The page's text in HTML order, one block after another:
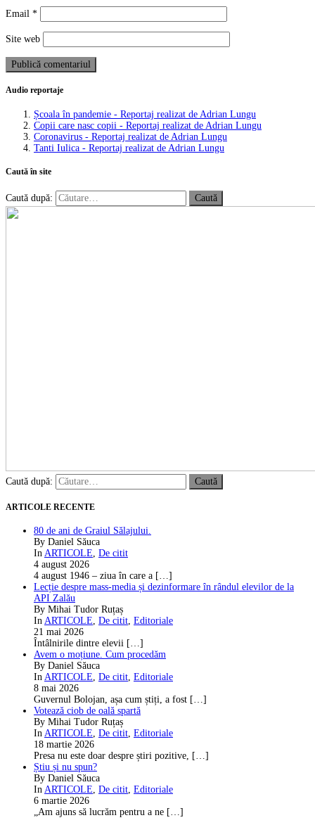
Email *
Site web
Audio reportaje
Școala în pandemie - Reportaj realizat de Adrian Lungu
Copii care nasc copii - Reportaj realizat de Adrian Lungu
Coronavirus - Reportaj realizat de Adrian Lungu
Tanti Iulica - Reportaj realizat de Adrian Lungu
Caută în site
Caută după:
Caută după:
ARTICOLE RECENTE
80 de ani de Graiul Sălajului.
By Daniel Săuca
In ARTICOLE, De citit
4 august 2026
4 august 1946 – ziua în care a […]
Lecție despre mass-media și dezinformare în rândul elevilor de la
API Zalău
By Mihai Tudor Ruțaș
In ARTICOLE, De citit, Editoriale
21 mai 2026
Întâlnirile dintre elevii […]
Avem o moțiune. Cum procedăm
By Daniel Săuca
In ARTICOLE, De citit, Editoriale
8 mai 2026
Guvernul Bolojan, așa cum știți, a fost […]
Votează ciob de oală spartă
By Mihai Tudor Ruțaș
In ARTICOLE, De citit, Editoriale
18 martie 2026
Presa nu este doar despre știri pozitive, […]
Știu și nu spun?
By Daniel Săuca
In ARTICOLE, De citit, Editoriale
6 martie 2026
„Am ajuns să lucrăm pentru a ne […]